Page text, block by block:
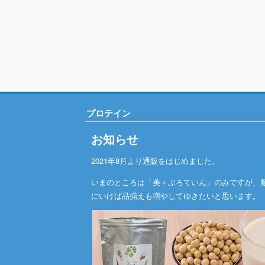
プロテイン
お知らせ
2021年8月より通販をはじめました。
いまのところは「美＋ぷろていん」のみですが、
にいけば品揃えも増やしてゆきたいと思います。